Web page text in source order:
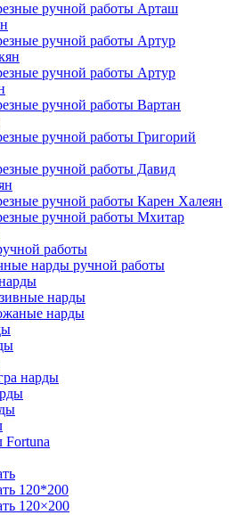
ручной работы Арташ
ручной работы Артур
ручной работы Артур
ручной работы Вартан
ручной работы Григорий
ручной работы Давид
ручной работы Карен Халеян
ручной работы Мхитар
работы
нарды ручной работы
нарды
нарды
нарды
Fortuna
120*200
120×200